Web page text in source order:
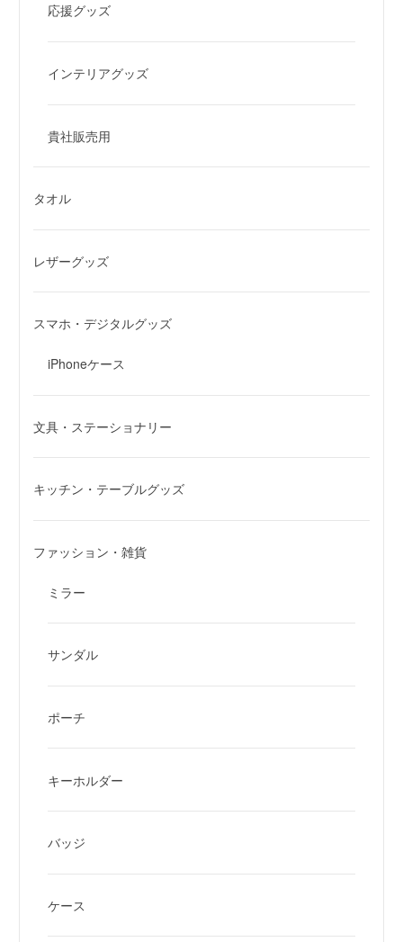
応援グッズ
インテリアグッズ
貴社販売用
タオル
レザーグッズ
スマホ・デジタルグッズ
iPhoneケース
文具・ステーショナリー
キッチン・テーブルグッズ
ファッション・雑貨
ミラー
サンダル
ポーチ
キーホルダー
バッジ
ケース